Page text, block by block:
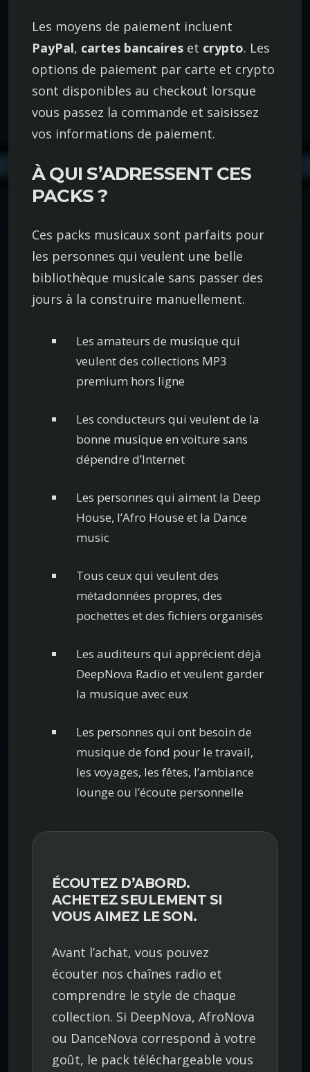
Les moyens de paiement incluent
PayPal, cartes bancaires et crypto. Les
options de paiement par carte et crypto
sont disponibles au checkout lorsque
vous passez la commande et saisissez
vos informations de paiement.
À QUI S’ADRESSENT CES
PACKS ?
Ces packs musicaux sont parfaits pour
les personnes qui veulent une belle
bibliothèque musicale sans passer des
jours à la construire manuellement.
Les amateurs de musique qui
veulent des collections MP3
premium hors ligne
Les conducteurs qui veulent de la
bonne musique en voiture sans
dépendre d’Internet
Les personnes qui aiment la Deep
House, l’Afro House et la Dance
music
Tous ceux qui veulent des
métadonnées propres, des
pochettes et des fichiers organisés
Les auditeurs qui apprécient déjà
DeepNova Radio et veulent garder
la musique avec eux
Les personnes qui ont besoin de
musique de fond pour le travail,
les voyages, les fêtes, l’ambiance
lounge ou l’écoute personnelle
ÉCOUTEZ D’ABORD.
ACHETEZ SEULEMENT SI
VOUS AIMEZ LE SON.
Avant l’achat, vous pouvez
écouter nos chaînes radio et
comprendre le style de chaque
collection. Si DeepNova, AfroNova
ou DanceNova correspond à votre
goût, le pack téléchargeable vous